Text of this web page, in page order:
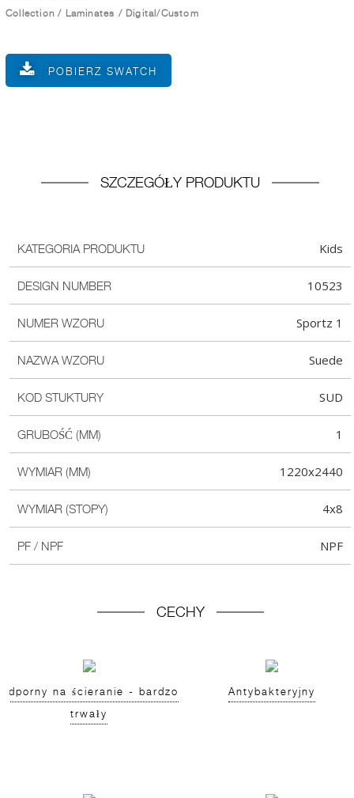
Collection / Laminates / Digital/Custom
POBIERZ SWATCH
SZCZEGÓŁY PRODUKTU
KATEGORIA PRODUKTU Kids
DESIGN NUMBER 10523
NUMER WZORU Sportz 1
NAZWA WZORU Suede
KOD STUKTURY SUD
GRUBOŚĆ (MM) 1
WYMIAR (MM) 1220x2440
WYMIAR (STOPY) 4x8
PF / NPF NPF
CECHY
Odporny na ścieranie - bardzo
trwały
Antybakteryjny